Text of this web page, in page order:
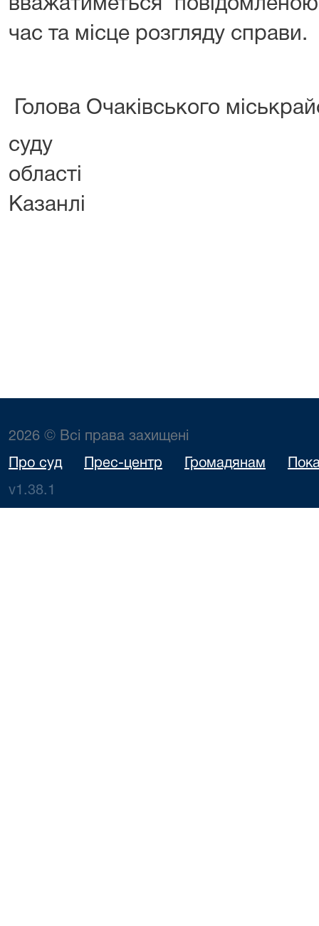
вважатиметься
час та місце розгляду справи.
Голова Очаківського
суду
Казанлі
2026 © Всі права захищені
Про суд Прес-центр Громадянам
v1.38.1